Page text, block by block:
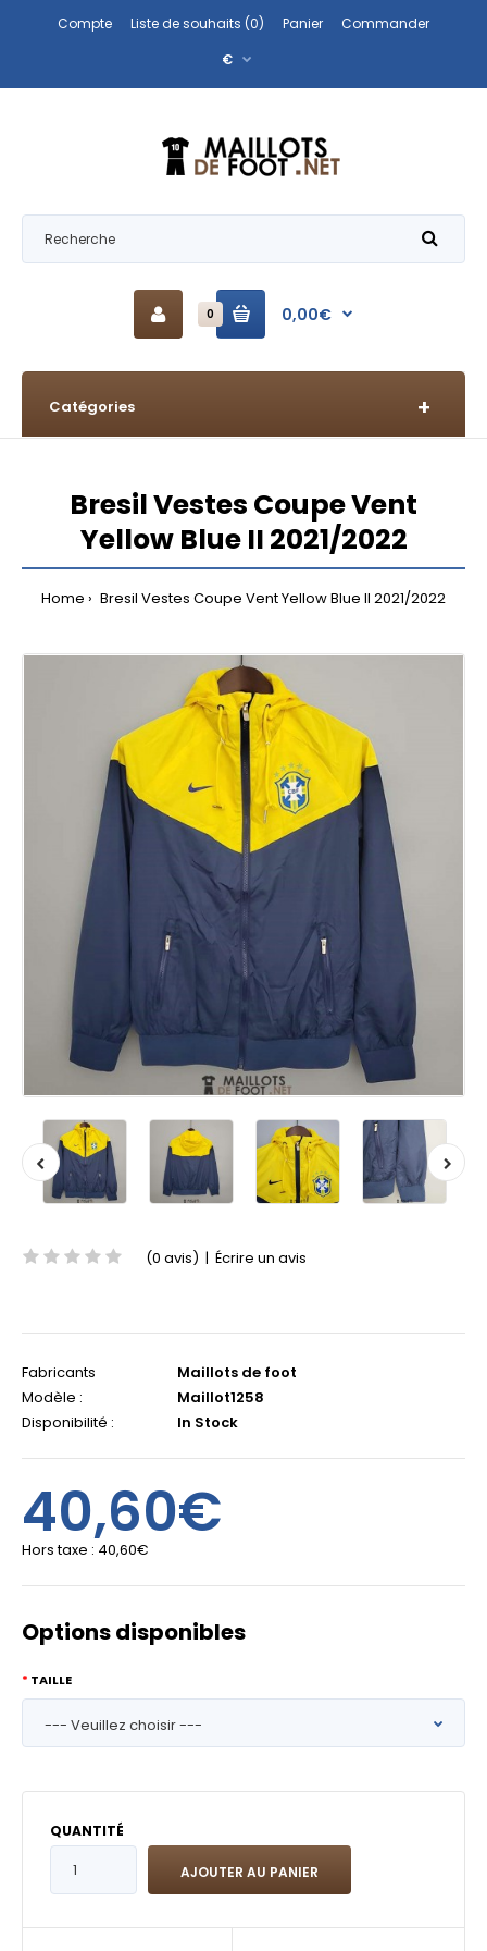
Compte Liste de souhaits (0) Panier
Commander
€
0 0,00€
Catégories
Bresil Vestes Coupe Vent
Yellow Blue II 2021/2022
Home Bresil Vestes Coupe Vent Yellow Blue II 2021/2022
(0 avis) | Écrire un avis
Fabricants
Maillots de foot
Modèle :
Maillot1258
Disponibilité :
In Stock
40,60€
Hors taxe : 40,60€
Options disponibles
TAILLE
QUANTITÉ